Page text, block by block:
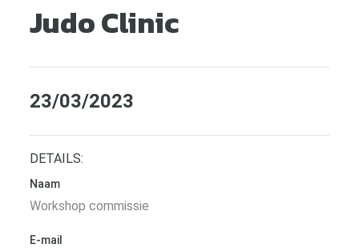
Judo Clinic
23/03/2023
DETAILS:
Naam
Workshop commissie
E-mail